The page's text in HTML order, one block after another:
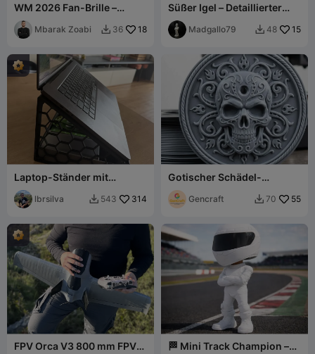
WM 2026 Fan-Brille –
Einfacher Druck ohne
Schrauben
Mbarak Zoabi  36 18
Süßer Igel – Detaillierter
3D-Druck mit realistischen
StachelnMadgallo79  48 15
Laptop-Ständer mit
Organizer-Schublade
lbrsilva  543 314
Gotischer Schädel-
Räucherhalter - 3D-Druck-
DesignGencraft  70 55
FPV Orca V3 800 mm FPV
🏁 Mini Track Champion –